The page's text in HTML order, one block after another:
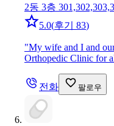
2동 3층
5.0(후기 83)
"My wife and I and
Orthopedic Clinic for
전화 팔로우